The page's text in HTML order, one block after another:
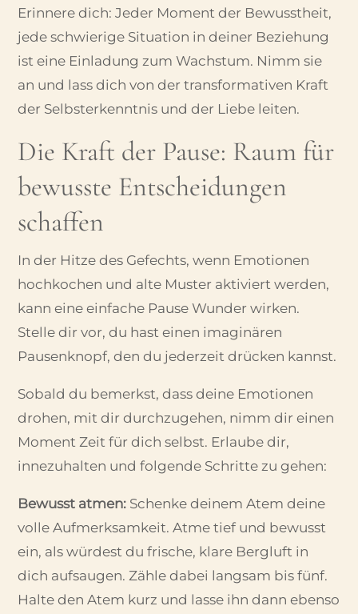
Erinnere dich: Jeder Moment der Bewusstheit,
jede schwierige Situation in deiner Beziehung
ist eine Einladung zum Wachstum. Nimm sie
an und lass dich von der transformativen Kraft
der Selbsterkenntnis und der Liebe leiten.
Die Kraft der Pause: Raum für
bewusste Entscheidungen
schaffen
In der Hitze des Gefechts, wenn Emotionen
hochkochen und alte Muster aktiviert werden,
kann eine einfache Pause Wunder wirken.
Stelle dir vor, du hast einen imaginären
Pausenknopf, den du jederzeit drücken kannst.
Sobald du bemerkst, dass deine Emotionen
drohen, mit dir durchzugehen, nimm dir einen
Moment Zeit für dich selbst. Erlaube dir,
innezuhalten und folgende Schritte zu gehen:
Bewusst atmen: Schenke deinem Atem deine
volle Aufmerksamkeit. Atme tief und bewusst
ein, als würdest du frische, klare Bergluft in
dich aufsaugen. Zähle dabei langsam bis fünf.
Halte den Atem kurz und lasse ihn dann ebenso